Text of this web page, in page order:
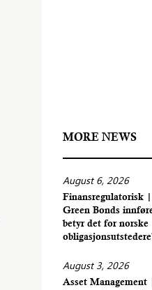
MORE NEWS
August 6, 2026
Finansregulatorisk
Green Bonds
betyr det for norske
August 3, 2026
Asset